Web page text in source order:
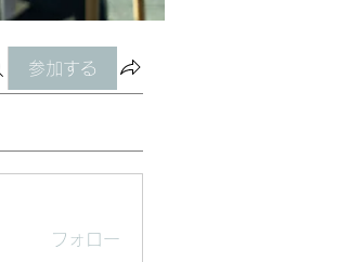
参加する
フォロー